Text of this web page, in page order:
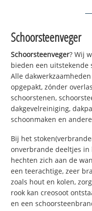
Schoorsteenveger
Schoorsteenveger? Wij
bieden een uitstekende
Alle
opgepakt, zónder
schoorstenen,
dakgevelreiniging,
schoonmaken en
Bij het
onverbrande deeltjes in
hechten zich aan de
een teerachtige, zeer
zoals hout en kolen,
rook kan creosoot
en een